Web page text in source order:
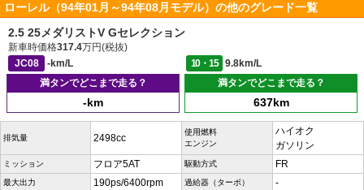
ローレル（94年01月～94年08月モデル）の他のグレード一覧
2.5 25メダリストV Gセレクション
新車時価格317.4万円(税抜)
JC08
-km/L 10・15
9.8km/L
満タンでどこまで走る？
-km
満タンでどこまで走る？
637km
排気量 2498cc
使用燃料
エンジン
ハイオク
ガソリン
ミッション フロア5AT 駆動方式 FR
最大出力 190ps/6400rpm 過給器（ターボ） -